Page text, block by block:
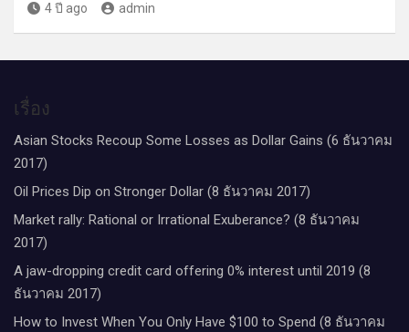
4 ปี ago admin
เรื่อง
Asian Stocks Recoup Some Losses as Dollar Gains (6 ธันวาคม
2017)
Oil Prices Dip on Stronger Dollar (8 ธันวาคม 2017)
Market rally: Rational or Irrational Exuberance? (8 ธันวาคม
2017)
A jaw-dropping credit card offering 0% interest until 2019 (8
ธันวาคม 2017)
How to Invest When You Only Have $100 to Spend (8 ธันวาคม